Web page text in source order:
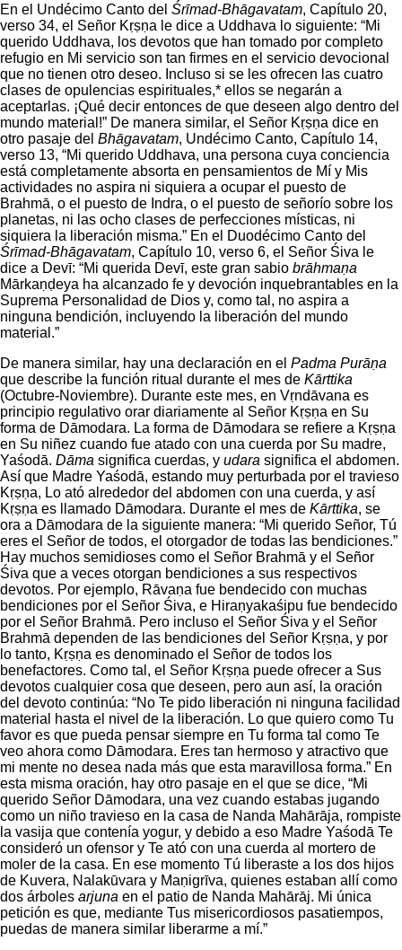
En el Undécimo Canto del Śrīmad-Bhāgavatam, Capítulo 20,
verso 34, el Señor Kṛṣṇa le dice a Uddhava lo siguiente: “Mi
querido Uddhava, los devotos que han tomado por completo
refugio en Mi servicio son tan firmes en el servicio devocional
que no tienen otro deseo. Incluso si se les ofrecen las cuatro
clases de opulencias espirituales,* ellos se negarán a
aceptarlas. ¡Qué decir entonces de que deseen algo dentro del
mundo material!” De manera similar, el Señor Kṛṣṇa dice en
otro pasaje del Bhāgavatam, Undécimo Canto, Capítulo 14,
verso 13, “Mi querido Uddhava, una persona cuya conciencia
está completamente absorta en pensamientos de Mí y Mis
actividades no aspira ni siquiera a ocupar el puesto de
Brahmā, o el puesto de Indra, o el puesto de señorío sobre los
planetas, ni las ocho clases de perfecciones místicas, ni
siquiera la liberación misma.” En el Duodécimo Canto del
Śrīmad-Bhāgavatam, Capítulo 10, verso 6, el Señor Śiva le
dice a Devī: “Mi querida Devī, este gran sabio brāhmaṇa
Mārkaṇḍeya ha alcanzado fe y devoción inquebrantables en la
Suprema Personalidad de Dios y, como tal, no aspira a
ninguna bendición, incluyendo la liberación del mundo
material.”
De manera similar, hay una declaración en el Padma Purāṇa
que describe la función ritual durante el mes de Kārttika
(Octubre-Noviembre). Durante este mes, en Vṛndāvana es
principio regulativo orar diariamente al Señor Kṛṣṇa en Su
forma de Dāmodara. La forma de Dāmodara se refiere a Kṛṣṇa
en Su niñez cuando fue atado con una cuerda por Su madre,
Yaśodā. Dāma significa cuerdas, y udara significa el abdomen.
Así que Madre Yaśodā, estando muy perturbada por el travieso
Kṛṣṇa, Lo ató alrededor del abdomen con una cuerda, y así
Kṛṣṇa es llamado Dāmodara. Durante el mes de Kārttika, se
ora a Dāmodara de la siguiente manera: “Mi querido Señor, Tú
eres el Señor de todos, el otorgador de todas las bendiciones.”
Hay muchos semidioses como el Señor Brahmā y el Señor
Śiva que a veces otorgan bendiciones a sus respectivos
devotos. Por ejemplo, Rāvaṇa fue bendecido con muchas
bendiciones por el Señor Śiva, e Hiraṇyakaśipu fue bendecido
por el Señor Brahmā. Pero incluso el Señor Śiva y el Señor
Brahmā dependen de las bendiciones del Señor Kṛṣṇa, y por
lo tanto, Kṛṣṇa es denominado el Señor de todos los
benefactores. Como tal, el Señor Kṛṣṇa puede ofrecer a Sus
devotos cualquier cosa que deseen, pero aun así, la oración
del devoto continúa: “No Te pido liberación ni ninguna facilidad
material hasta el nivel de la liberación. Lo que quiero como Tu
favor es que pueda pensar siempre en Tu forma tal como Te
veo ahora como Dāmodara. Eres tan hermoso y atractivo que
mi mente no desea nada más que esta maravillosa forma.” En
esta misma oración, hay otro pasaje en el que se dice, “Mi
querido Señor Dāmodara, una vez cuando estabas jugando
como un niño travieso en la casa de Nanda Mahārāja, rompiste
la vasija que contenía yogur, y debido a eso Madre Yaśodā Te
consideró un ofensor y Te ató con una cuerda al mortero de
moler de la casa. En ese momento Tú liberaste a los dos hijos
de Kuvera, Nalakūvara y Maṇigrīva, quienes estaban allí como
dos árboles arjuna en el patio de Nanda Mahārāj. Mi única
petición es que, mediante Tus misericordiosos pasatiempos,
puedas de manera similar liberarme a mí.”